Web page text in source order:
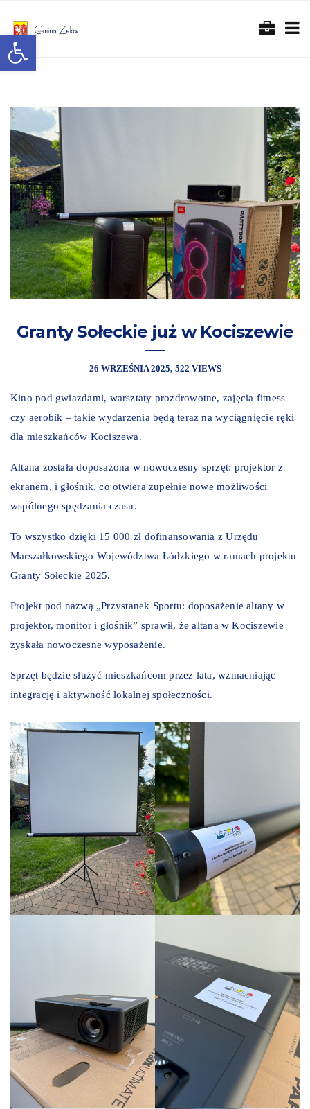
Otwórz pasek narzędzi
Granty Sołeckie już w Kociszewie
26 WRZEŚNIA 2025 522 VIEWS
Kino pod gwiazdami, warsztaty prozdrowotne, zajęcia fitness
czy aerobik – takie wydarzenia będą teraz na wyciągnięcie ręki
dla mieszkańców Kociszewa.
Altana została doposażona w nowoczesny sprzęt: projektor z
ekranem, i głośnik, co otwiera zupełnie nowe możliwości
wspólnego spędzania czasu.
To wszystko dzięki 15 000 zł dofinansowania z Urzędu
Marszałkowskiego Województwa Łódzkiego w ramach projektu
Granty Sołeckie 2025.
Projekt pod nazwą „Przystanek Sportu: doposażenie altany w
projektor, monitor i głośnik” sprawił, że altana w Kociszewie
zyskała nowoczesne wyposażenie.
Sprzęt będzie służyć mieszkańcom przez lata, wzmacniając
integrację i aktywność lokalnej społeczności.